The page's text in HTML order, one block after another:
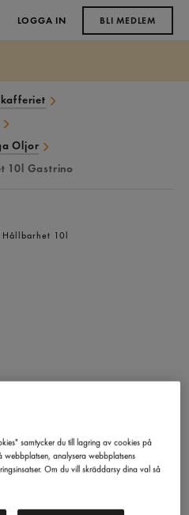
LOGGA IN BLI MEDLEM
Oljor
10l Gastrino
Hållbarhet
samtycker du till lagring av cookies på
webbplatsen, analysera webbplatsens
Om du vill skräddarsy dina val så